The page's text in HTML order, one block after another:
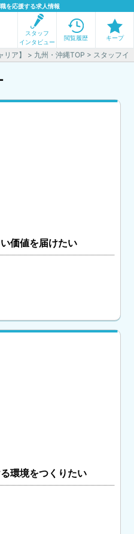
を応援する求人情報
スタッフ
インタビュー
閲覧履歴 キープ
ア】 > 九州・沖縄TOP > スタッフイ
価値を届けたい
環境をつくりたい